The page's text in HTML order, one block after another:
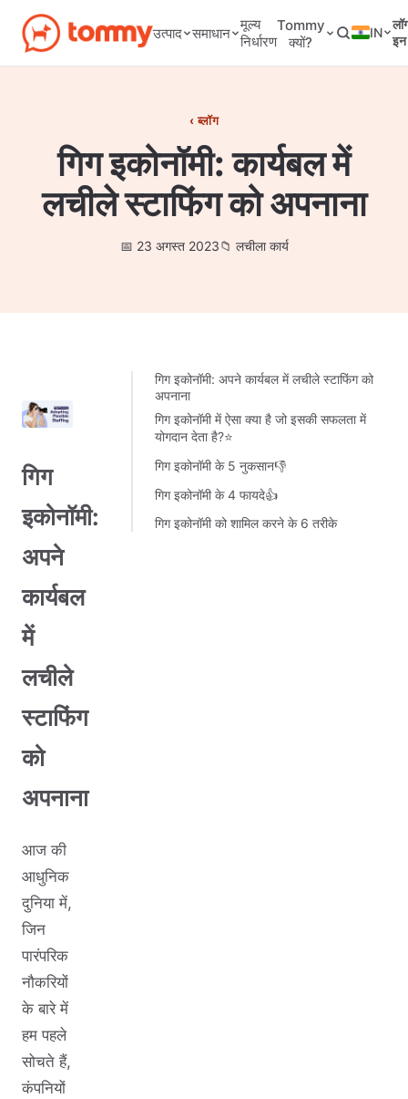
उत्पाद समाधान
मूल्य
निर्धारण
Tommy
क्यों?
IN
इन
ब्लॉग
गिग इकोनॉमी: कार्यबल में
लचीले स्टाफिंग को अपनाना
23 अगस्त 2023 लचीला कार्य
गिग
इकोनॉमी:
अपने
कार्यबल
में
लचीले
स्टाफिंग
को
अपनाना
आज की
आधुनिक
दुनिया में,
जिन
पारंपरिक
नौकरियों
के बारे में
हम पहले
सोचते हैं,
कंपनियों
गिग इकोनॉमी: अपने कार्यबल में लचीले स्टाफिंग को
अपनाना
गिग इकोनॉमी में ऐसा क्या है जो इसकी सफलता में
योगदान देता है?⭐️
गिग इकोनॉमी के 5 नुकसान👎
गिग इकोनॉमी के 4 फायदे👍
गिग इकोनॉमी को शामिल करने के 6 तरीके